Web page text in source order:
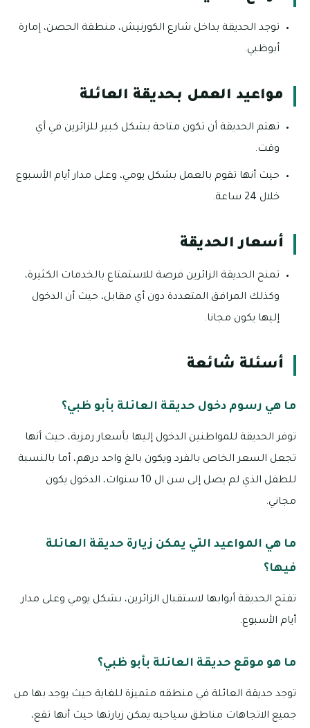
توجد الحديقة بداخل شارع الكورنيش، منطقة الحصن، إمارة
أبوظبي.
مواعيد العمل بحديقة العائلة
تهتم الحديقة أن تكون متاحة بشكل كبير للزائرين في أي
وقت.
حيث أنها تقوم بالعمل بشكل يومي، وعلى مدار أيام الأسبوع
خلال 24 ساعة.
أسعار الحديقة
تمنح الحديقة الزائرين فرصة للاستمتاع بالخدمات الكثيرة،
وكذلك المرافق المتعددة دون أي مقابل، حيث أن الدخول
إليها يكون مجانا.
أسئلة شائعة
ما هي رسوم دخول حديقة العائلة بأبو ظبي؟
توفر الحديقة للمواطنين الدخول إليها بأسعار رمزية، حيث أنها
تجعل السعر الخاص بالفرد ويكون بالغ واحد درهم، أما بالنسبة
للطفل الذي لم يصل إلى سن ال 10 سنوات، الدخول يكون
مجاني.
ما هي المواعيد التي يمكن زيارة حديقة العائلة
فيها؟
تفتح الحديقة أبوابها لاستقبال الزائرين، بشكل يومي وعلى مدار
أيام الأسبوع.
ما هو موقع حديقة العائلة بأبو ظبي؟
توجد حديقة العائلة في منطقه متميزة للغاية حيث يوجد بها من
جميع الاتجاهات مناطق سياحيه يمكن زيارتها حيث أنها تقع،